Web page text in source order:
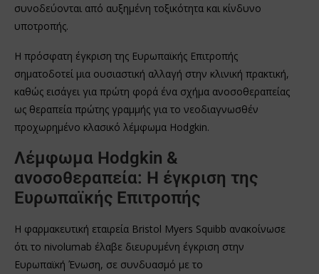
συνοδεύονται από αυξημένη τοξικότητα και κίνδυνο
υποτροπής.
Η πρόσφατη έγκριση της Ευρωπαϊκής Επιτροπής
σηματοδοτεί μια ουσιαστική αλλαγή στην κλινική πρακτική,
καθώς εισάγει για πρώτη φορά ένα σχήμα ανοσοθεραπείας
ως θεραπεία πρώτης γραμμής για το νεοδιαγνωσθέν
προχωρημένο κλασικό λέμφωμα Hodgkin.
Λέμφωμα Hodgkin &
ανοσοθεραπεία: Η έγκριση της
Ευρωπαϊκής Επιτροπής
Η φαρμακευτική εταιρεία Bristol Myers Squibb ανακοίνωσε
ότι το nivolumab έλαβε διευρυμένη έγκριση στην
Ευρωπαϊκή Ένωση, σε συνδυασμό με το